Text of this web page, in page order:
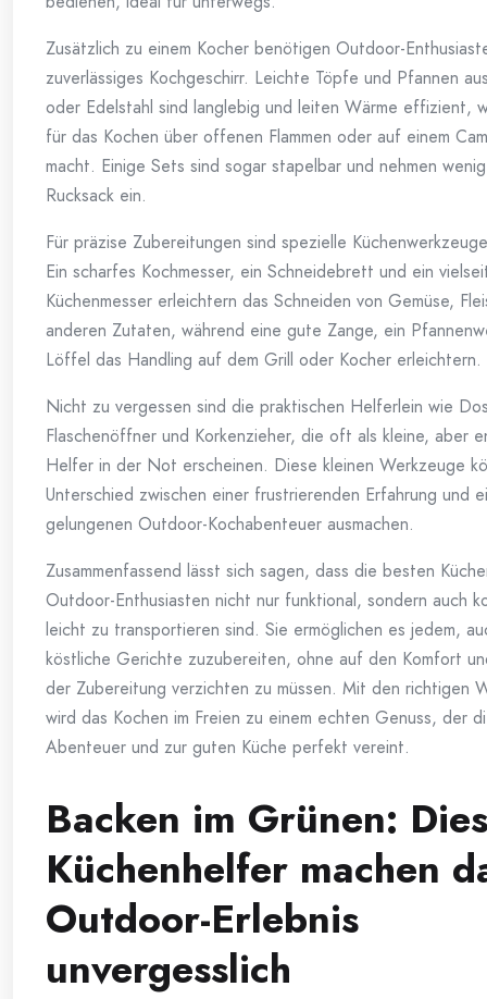
Zusätzlich zu einem Kocher benötigen Outdoor-
zuverlässiges Kochgeschirr. Leichte Töpfe und Pfannen
oder Edelstahl sind langlebig und leiten Wärme effizient,
für das Kochen über offenen Flammen oder auf einem
macht. Einige Sets sind sogar stapelbar und nehmen
Rucksack ein.
Für präzise Zubereitungen sind spezielle
Ein scharfes Kochmesser, ein Schneidebrett und ein
Küchenmesser erleichtern das Schneiden von Gemüse,
anderen Zutaten, während eine gute Zange, ein
Löffel das Handling auf dem Grill oder Kocher erleichtern.
Nicht zu vergessen sind die praktischen Helferlein wie
Flaschenöffner und Korkenzieher, die oft als kleine, aber
Helfer in der Not erscheinen. Diese kleinen Werkzeuge
Unterschied zwischen einer frustrierenden Erfahrung und
gelungenen Outdoor-Kochabenteuer ausmachen.
Zusammenfassend lässt sich sagen, dass die besten
Outdoor-Enthusiasten nicht nur funktional, sondern auch
leicht zu transportieren sind. Sie ermöglichen es jedem,
köstliche Gerichte zuzubereiten, ohne auf den Komfort
der Zubereitung verzichten zu müssen. Mit den richtigen
wird das Kochen im Freien zu einem echten Genuss, der
Abenteuer und zur guten Küche perfekt vereint.
Backen im Grünen:
Küchenhelfer machen
Outdoor-Erlebnis
unvergesslich